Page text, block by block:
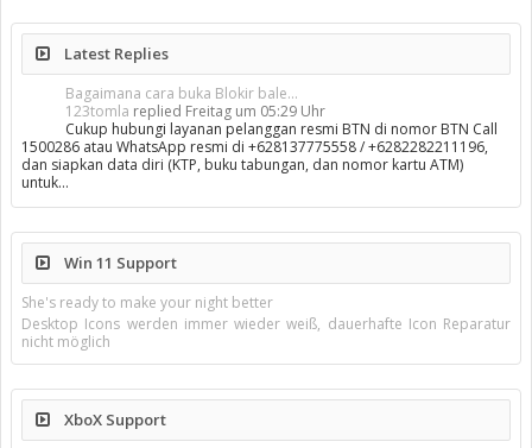
Latest Replies
Bagaimana cara buka Blokir bale...
123tomla replied Freitag um 05:29 Uhr
Cukup hubungi layanan pelanggan resmi BTN di nomor BTN Call
1500286 atau WhatsApp resmi di +628137775558 / +6282282211196,
dan siapkan data diri (KTP, buku tabungan, dan nomor kartu ATM)
untuk…
Win 11 Support
She's ready to make your night better
Desktop Icons werden immer wieder weiß, dauerhafte Icon Reparatur
nicht möglich
XboX Support